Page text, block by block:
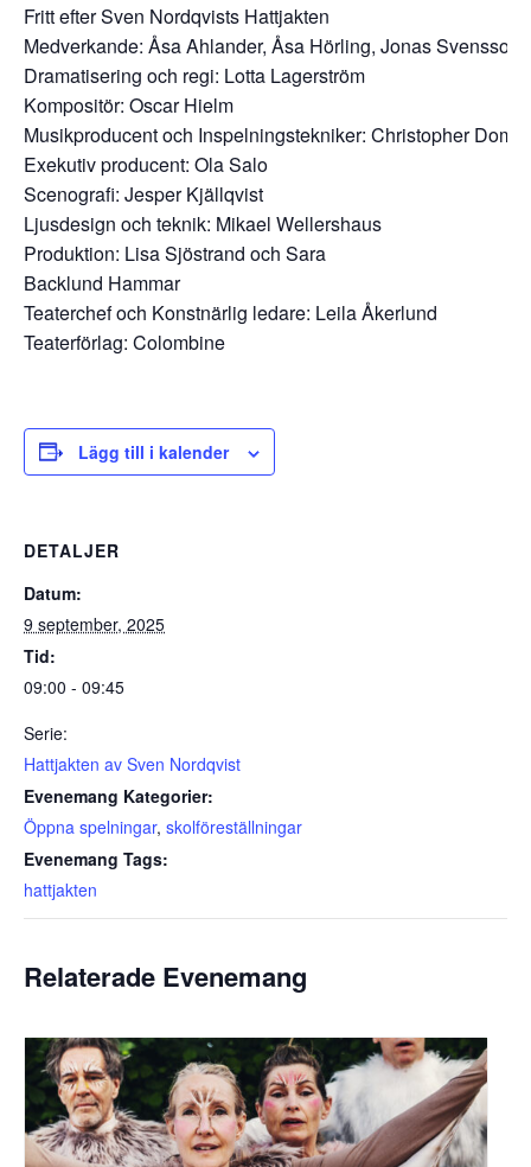
Fritt efter Sven Nordqvists Hattjakten
Medverkande: Åsa Ahlander, Åsa Hörling, Jonas Svensson
Dramatisering och regi: Lotta Lagerström
Kompositör: Oscar Hielm
Musikproducent och Inspelningstekniker: Christopher
Exekutiv producent: Ola Salo
Scenografi: Jesper Kjällqvist
Ljusdesign och teknik: Mikael Wellershaus
Produktion: Lisa Sjöstrand och Sara
Backlund Hammar
Teaterchef och Konstnärlig ledare: Leila Åkerlund
Teaterförlag: Colombine
Lägg till i kalender
DETALJER
Datum:
9 september, 2025
Tid:
09:00 - 09:45
Serie:
Hattjakten av Sven Nordqvist
Evenemang Kategorier:
Öppna spelningar, skolföreställningar
Evenemang Tags:
hattjakten
Relaterade Evenemang